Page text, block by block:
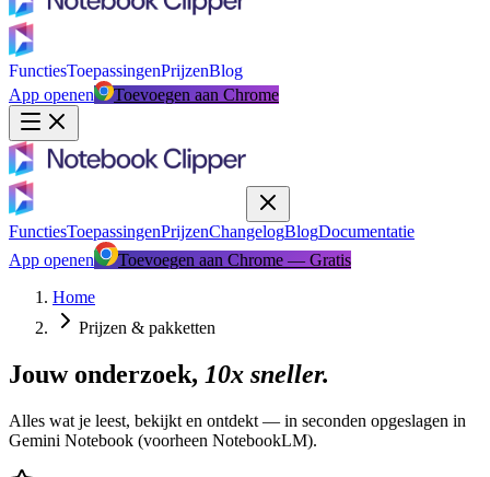
FunctiesToepassingenPrijzenBlog
App openen
Toevoegen aan Chrome
FunctiesToepassingenPrijzenChangelogBlogDocumentatie
App openen
Toevoegen aan Chrome — Gratis
Home
Prijzen & pakketten
Jouw onderzoek, 10x sneller.
Alles wat je leest, bekijkt en ontdekt — in seconden opgeslagen in
Gemini Notebook (voorheen NotebookLM).